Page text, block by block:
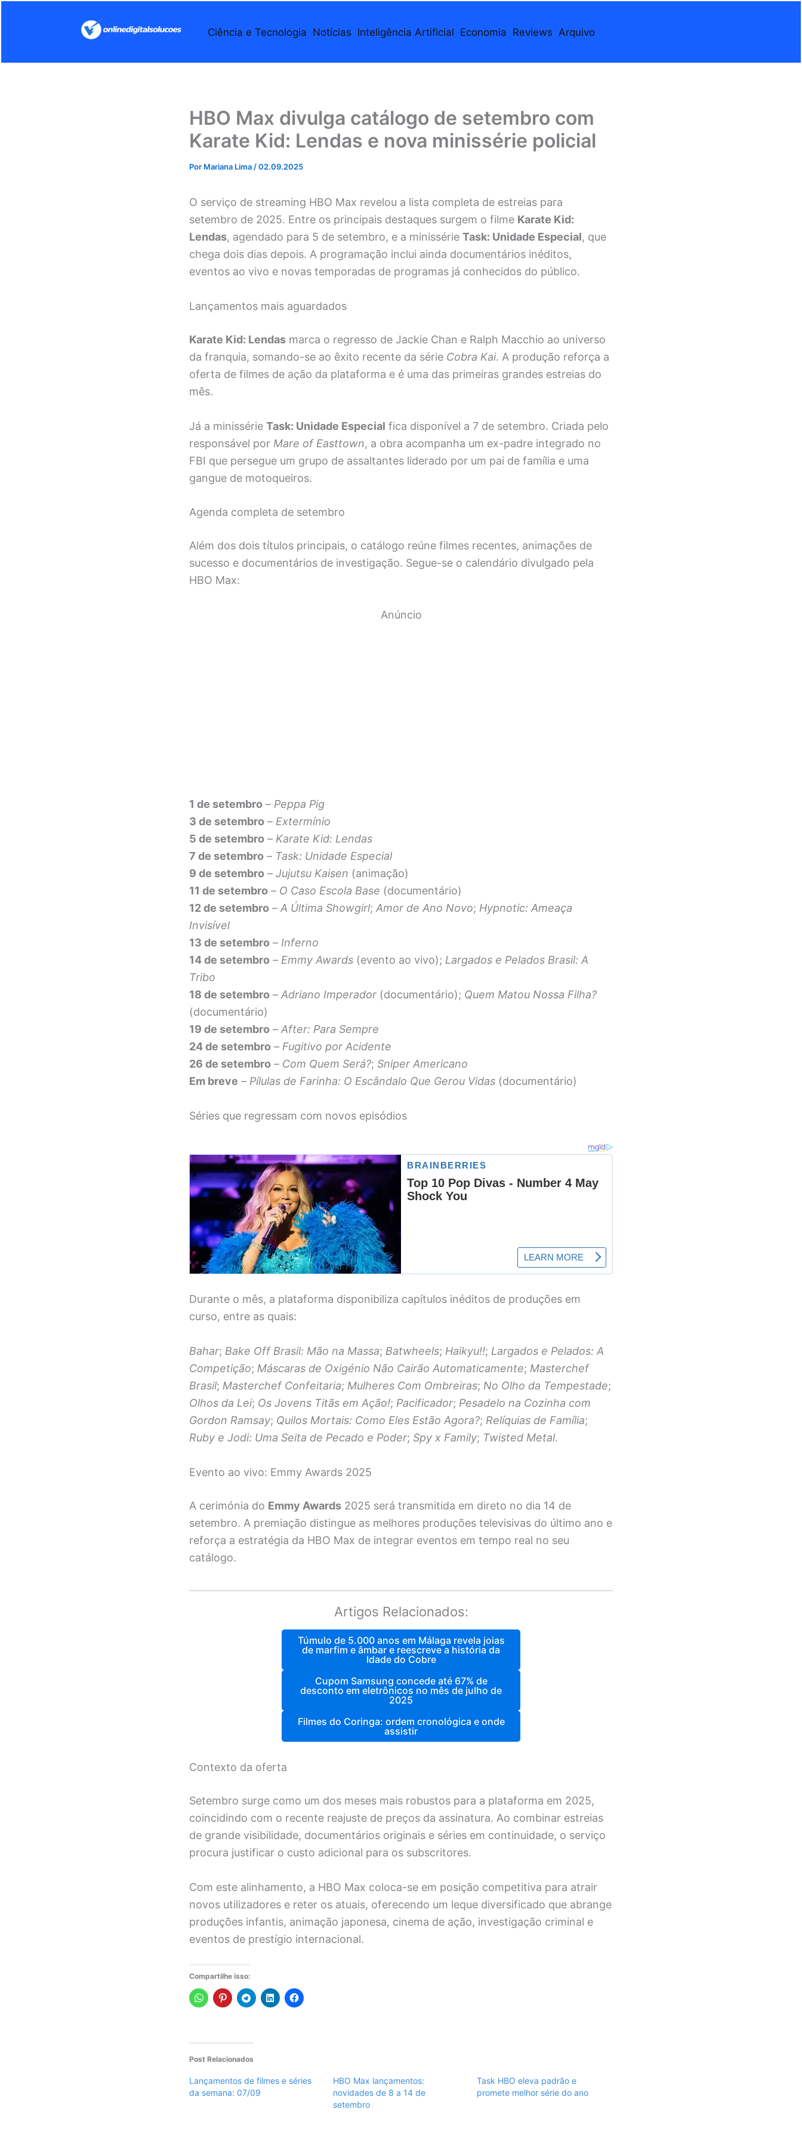
conteúdo
Ciência e Tecnologia Notícias Inteligência Artificial Economia Reviews Arquivo
HBO Max divulga catálogo de setembro com
Karate Kid: Lendas e nova minissérie policial
Por Mariana Lima /02.09.2025
O serviço de streaming HBO Max revelou a lista completa de estreias para
setembro de 2025. Entre os principais destaques surgem o filme Karate Kid:
Lendas, agendado para 5 de setembro, e a minissérie Task: Unidade Especial, que
chega dois dias depois. A programação inclui ainda documentários inéditos,
eventos ao vivo e novas temporadas de programas já conhecidos do público.
Lançamentos mais aguardados
Karate Kid: Lendas marca o regresso de Jackie Chan e Ralph Macchio ao universo
da franquia, somando-se ao êxito recente da série Cobra Kai. A produção reforça a
oferta de filmes de ação da plataforma e é uma das primeiras grandes estreias do
mês.
Já a minissérie Task: Unidade Especial fica disponível a 7 de setembro. Criada pelo
responsável por Mare of Easttown, a obra acompanha um ex-padre integrado no
FBI que persegue um grupo de assaltantes liderado por um pai de família e uma
gangue de motoqueiros.
Agenda completa de setembro
Além dos dois títulos principais, o catálogo reúne filmes recentes, animações de
sucesso e documentários de investigação. Segue-se o calendário divulgado pela
HBO Max:
Anúncio
1 de setembro – Peppa Pig
3 de setembro – Extermínio
5 de setembro – Karate Kid: Lendas
7 de setembro – Task: Unidade Especial
9 de setembro – Jujutsu Kaisen (animação)
11 de setembro – O Caso Escola Base (documentário)
12 de setembro – A Última Showgirl; Amor de Ano Novo; Hypnotic: Ameaça
Invisível
13 de setembro – Inferno
14 de setembro – Emmy Awards (evento ao vivo); Largados e Pelados Brasil: A
Tribo
18 de setembro – Adriano Imperador (documentário); Quem Matou Nossa Filha?
(documentário)
19 de setembro – After: Para Sempre
24 de setembro – Fugitivo por Acidente
26 de setembro – Com Quem Será?; Sniper Americano
Em breve – Pílulas de Farinha: O Escândalo Que Gerou Vidas (documentário)
Séries que regressam com novos episódios
Durante o mês, a plataforma disponibiliza capítulos inéditos de produções em
curso, entre as quais:
Bahar; Bake Off Brasil: Mão na Massa; Batwheels; Haikyu!!; Largados e Pelados: A
Competição; Máscaras de Oxigénio Não Cairão Automaticamente; Masterchef
Brasil; Masterchef Confeitaria; Mulheres Com Ombreiras; No Olho da Tempestade;
Olhos da Lei; Os Jovens Titãs em Ação!; Pacificador; Pesadelo na Cozinha com
Gordon Ramsay; Quilos Mortais: Como Eles Estão Agora?; Relíquias de Família;
Ruby e Jodi: Uma Seita de Pecado e Poder; Spy x Family; Twisted Metal.
Evento ao vivo: Emmy Awards 2025
A cerimónia do Emmy Awards 2025 será transmitida em direto no dia 14 de
setembro. A premiação distingue as melhores produções televisivas do último ano e
reforça a estratégia da HBO Max de integrar eventos em tempo real no seu
catálogo.
Artigos Relacionados:
Túmulo de 5.000 anos em Málaga revela joias
de marfim e âmbar e reescreve a história da
Idade do Cobre
Cupom Samsung concede até 67% de
desconto em eletrônicos no mês de julho de
2025
Filmes do Coringa: ordem cronológica e onde
assistir
Contexto da oferta
Setembro surge como um dos meses mais robustos para a plataforma em 2025,
coincidindo com o recente reajuste de preços da assinatura. Ao combinar estreias
de grande visibilidade, documentários originais e séries em continuidade, o serviço
procura justificar o custo adicional para os subscritores.
Com este alinhamento, a HBO Max coloca-se em posição competitiva para atrair
novos utilizadores e reter os atuais, oferecendo um leque diversificado que abrange
produções infantis, animação japonesa, cinema de ação, investigação criminal e
eventos de prestígio internacional.
Compartilhe isso:
Post Relacionados
Lançamentos de filmes e séries
da semana: 07/09
HBO Max lançamentos:
novidades de 8 a 14 de
setembro
Task HBO eleva padrão e
promete melhor série do ano